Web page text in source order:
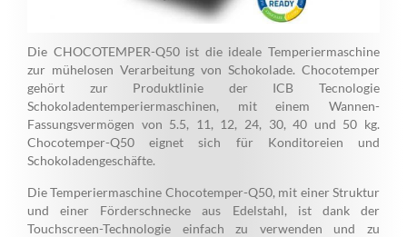
Die CHOCOTEMPER-Q50 ist die ideale Temperiermaschine
zur mühelosen Verarbeitung von Schokolade. Chocotemper
gehört zur Produktlinie der ICB Tecnologie
Schokoladentemperiermaschinen, mit einem Wannen-
Fassungsvermögen von 5.5, 11, 12, 24, 30, 40 und 50 kg.
Chocotemper-Q50 eignet sich für Konditoreien und
Schokoladengeschäfte.
Die Temperiermaschine Chocotemper-Q50, mit einer Struktur
und einer Förderschnecke aus Edelstahl, ist dank der
Touchscreen-Technologie einfach zu verwenden und zu